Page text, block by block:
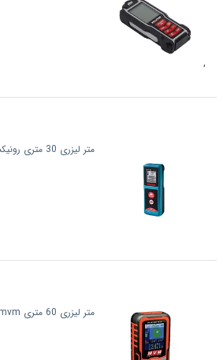
متر لیزری 30 متری رونیکس مدل RH-9139
متر لیزری 60 متری mvm مدل LM-18